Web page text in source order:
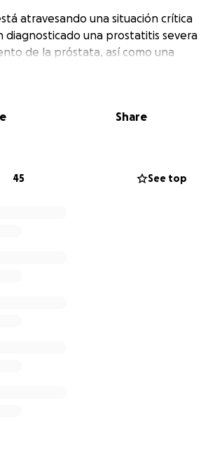
atravesando una situación crítica
diagnosticado una prostatitis severa
de la próstata, así como una
que requiere intervención quirúrgica
salud y su calidad de vida cada día
necesita realizarse una serie de
imprescindibles para garantizar
Share
45 See top